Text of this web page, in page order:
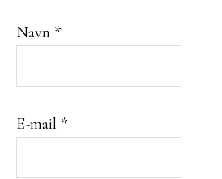
Navn *
E-mail *